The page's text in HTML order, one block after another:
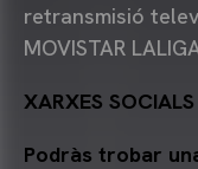
retransmisió
MOVISTAR
XARXES SOCIALS
Podràs trobar